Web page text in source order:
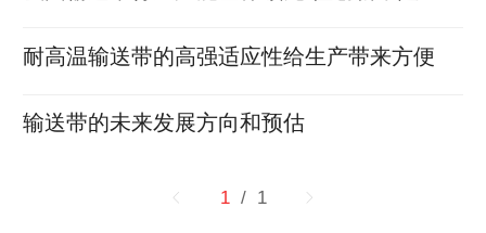
耐高温输送带的高强适应性给生产带来方便
输送带的未来发展方向和预估
1 / 1